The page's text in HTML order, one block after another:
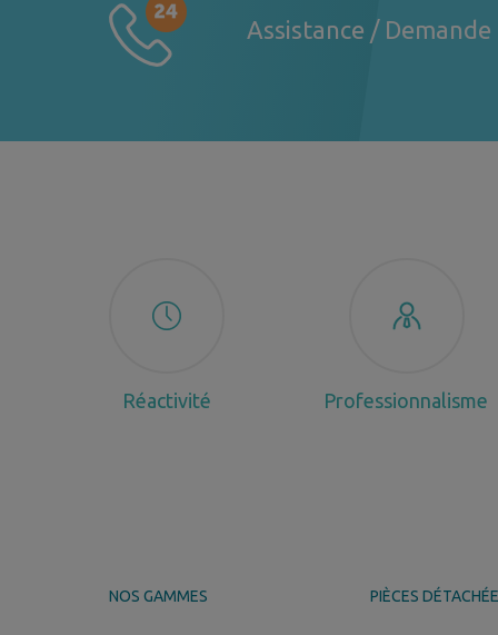
Assistance /
Réactivité Professionnalisme
NOS GAMMES PIÈCES